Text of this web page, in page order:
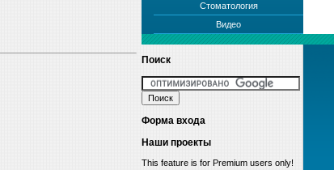
Стоматология
Видео
Поиск
Форма входа
Наши проекты
This feature is for Premium users only!